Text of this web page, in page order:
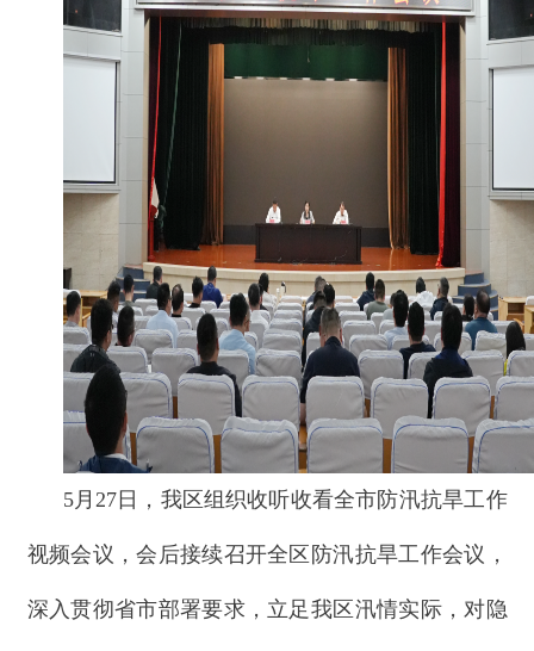
5月27日，我区组织收听收看全市防汛抗旱工作
视频会议，会后接续召开全区防汛抗旱工作会议，
深入贯彻省市部署要求，立足我区汛情实际，对隐